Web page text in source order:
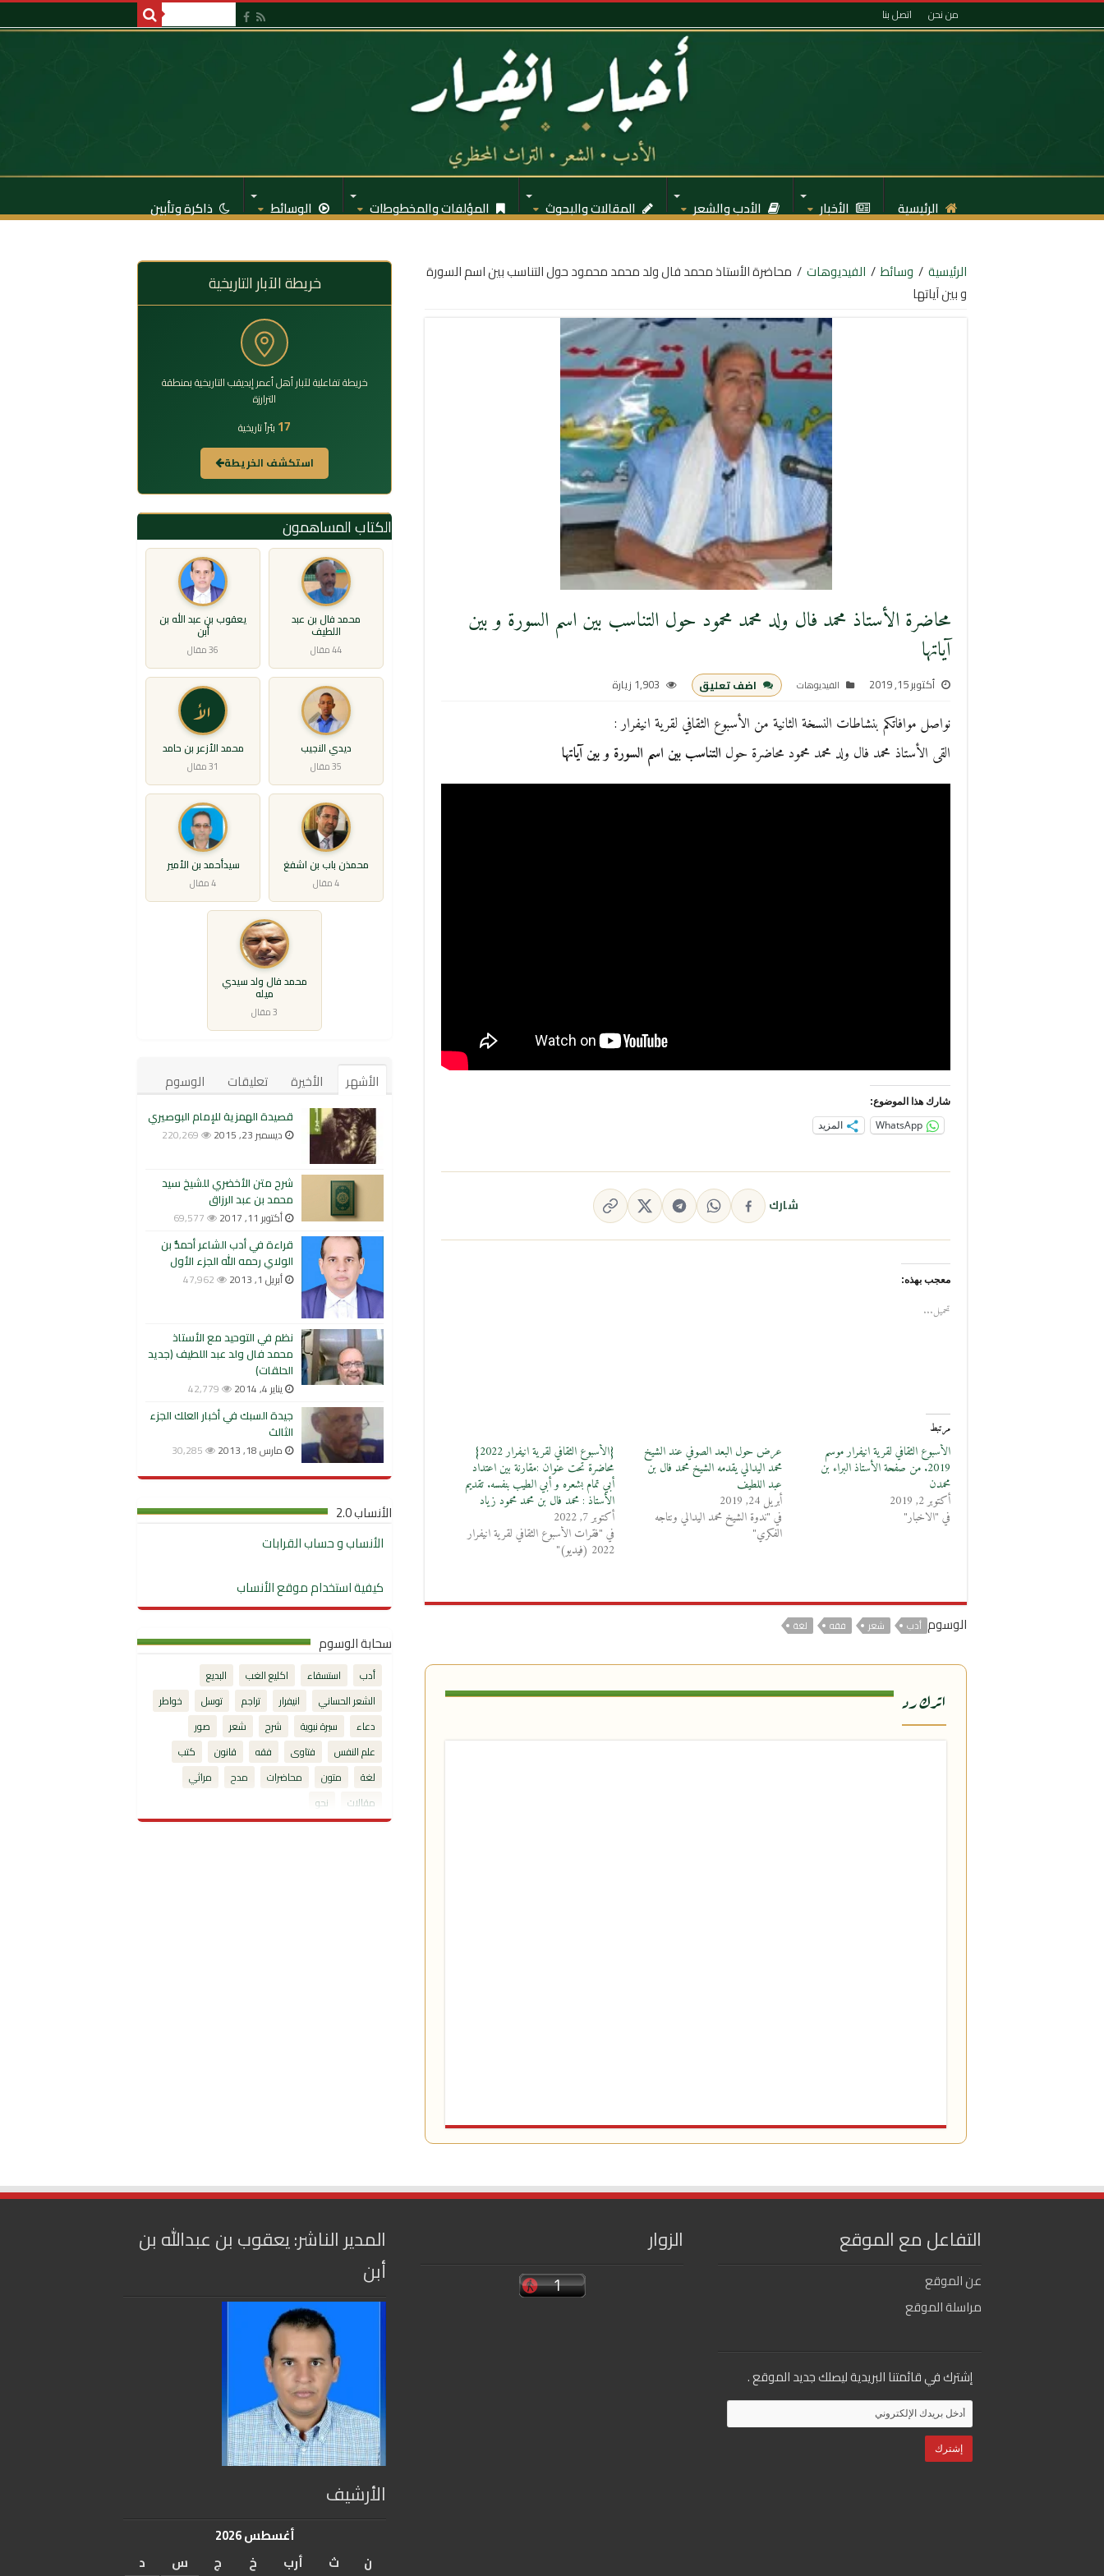
من نحن اتصل بنا
الرئيسية الأخبار الأدب والشعر المقالات والبحوث المؤلفات والمخطوطات الوسائط ذاكرة وتأبين
الرئيسية / وسائط / الفيديوهات / محاضرة الأستاذ محمد فال ولد محمد محمود حول التناسب بين اسم السورة
و بين آياتها
محاضرة الأستاذ محمد فال ولد محمد محمود حول التناسب بين اسم السورة و بين
آياتها
أكتوبر 15, 2019 الفيديوهات اضف تعليق 1,903 زيارة
نواصل موافاتكم بنشاطات النسخة الثانية من الأسبوع الثقافي لقرية انيفرار :
القى الأستاذ محمد فال ولد محمد محمود محاضرة حول التناسب بين اسم السورة و بين آياتها
شارك هذا الموضوع:
WhatsApp المزيد
شارك
معجب بهذه:
تحميل...
مرتبط
الأسبوع الثقافي لقرية انيفرار موسم
2019. من صفحة الأستاذ البراء بن
محمدن
أكتوبر 2, 2019
في "الاخبار"
عرض حول البعد الصوفي عند الشيخ
محمد اليدالي يقدمه الشيخ محمد فال بن
عبد اللطيف
أبريل 24, 2019
في "ندوة الشيخ محمد اليدالي ونتاجه
الفكري"
{الأسبوع الثقافي لقرية انيفرار 2022}
محاضرة تحت عنوان :مقارنة بين اعتداد
أبي تمام بشعره و أبي الطيب بنفسه. تقديم
الأستاذ : محمد فال بن محمد محمود زياد
أكتوبر 7, 2022
في "فقرات الأسبوع الثقافي لقرية انيفرار
2022 (فيديو)"
الوسوم أدب شعر فقه لغة
اترك رد
خريطة الآبار التاريخية
خريطة تفاعلية لآبار أهل أعمر إيديقب التاريخية بمنطقة
الترارزة
17 بئراً تاريخية
استكشف الخريطة
الكتاب المساهمون
محمد فال بن عبد
اللطيف
44 مقال
يعقوب بن عبد الله بن
أبن
36 مقال
ديدي النجيب
35 مقال
الأ
محمد الأزعر بن حامد
31 مقال
محمذن باب بن اشفغ
4 مقال
سيدأحمد بن الأمير
4 مقال
محمد فال ولد سيدي
ميله
3 مقال
الأشهر الأخيرة تعليقات الوسوم
قصيدة الهمزية للإمام البوصيري
ديسمبر 23, 2015 220,269
شرح متن الأخضري للشيخ سيد
محمد بن عبد الرزاق
أكتوبر 11, 2017 69,577
قراءة في أدب الشاعر أحمدُّ بن
الولاي رحمه الله الجزء الأول
أبريل 1, 2013 47,962
نظم في التوحيد مع الأستاذ
محمد فال ولد عبد اللطيف (جديد
الحلقات)
يناير 4, 2014 42,779
جيدة السبك في أخبار العلك الجزء
الثالث
مارس 18, 2013 30,285
الأنساب 2.0
الأنساب و حساب القرابات
كيفية استخدام موقع الأنساب
سحابة الوسوم
أدب استسقاء اكليع الغب
البديع
الشعر الحساني
انيفرار تراجم توسل
خواطر
دعاء
سيرة نبوية شرح شعر
صور
علم النفس
فتاوى فقه قانون
كتب
لغة
متون محاضرات مدح
مراثي
مقالات
نحو
التفاعل مع الموقع
عن الموقع
مراسلة الموقع
إشترك في قائمتنا البريدية ليصلك جديد الموقع .
الزوار
المدير الناشر: يعقوب بن عبدالله بن
أبن
الأرشيف
أغسطس 2026
ن
ث أرب خ ج س د